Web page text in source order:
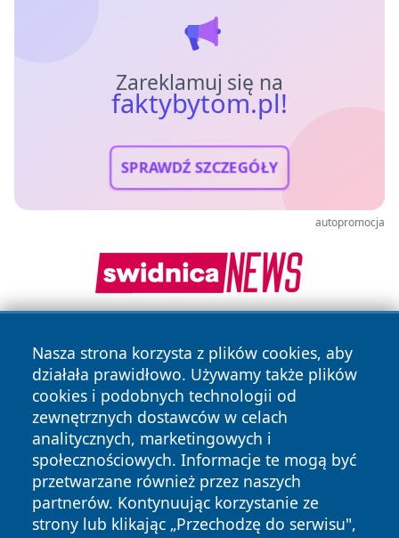
Zareklamuj się na
faktybytom.pl!
SPRAWDŹ SZCZEGÓŁY
autopromocja
Nasza strona korzysta z plików cookies, aby
działała prawidłowo. Używamy także plików
cookies i podobnych technologii od
zewnętrznych dostawców w celach
analitycznych, marketingowych i
społecznościowych. Informacje te mogą być
przetwarzane również przez naszych
partnerów. Kontynuując korzystanie ze
strony lub klikając „Przechodzę do serwisu",
Copyright © 2026 faktybytom.pl Wszystkie prawa zastrzeżone.
News Autorzy
Polityka
Prywatności
Polityka
Cookies